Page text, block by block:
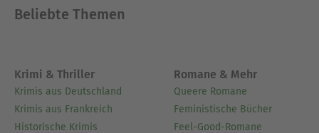
Beliebte Themen
Krimi & Thriller
Krimis aus Deutschland
Krimis aus Frankreich
Historische Krimis
Romane & Mehr
Queere Romane
Feministische Bücher
Feel-Good-Romane